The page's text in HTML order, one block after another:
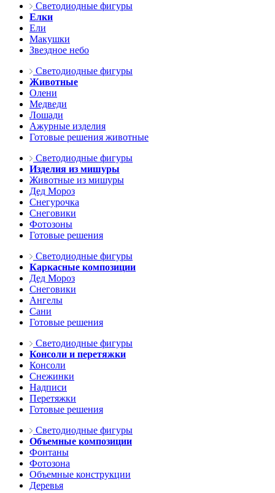
Светодиодные фигуры
Елки
Ели
Макушки
Звездное небо
Светодиодные фигуры
Животные
Олени
Медведи
Лошади
Ажурные изделия
Готовые решения животные
Светодиодные фигуры
Изделия из мишуры
Животные из мишуры
Дед Мороз
Снегурочка
Снеговики
Фотозоны
Готовые решения
Светодиодные фигуры
Каркасные композиции
Дед Мороз
Снеговики
Ангелы
Сани
Готовые решения
Светодиодные фигуры
Консоли и перетяжки
Консоли
Снежинки
Надписи
Перетяжки
Готовые решения
Светодиодные фигуры
Объемные композиции
Фонтаны
Фотозона
Объемные конструкции
Деревья